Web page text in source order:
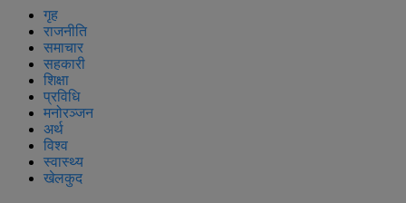
गृह
राजनीति
समाचार
सहकारी
शिक्षा
प्रविधि
मनोरञ्जन
अर्थ
विश्व
स्वास्थ्य
खेलकुद